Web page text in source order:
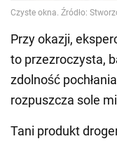
Przy okazji,
to przezroczysta,
zdolność
rozpuszcza sole
Tani produkt